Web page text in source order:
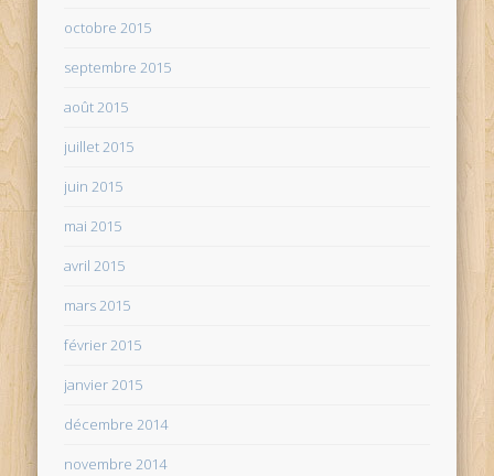
octobre 2015
septembre 2015
août 2015
juillet 2015
juin 2015
mai 2015
avril 2015
mars 2015
février 2015
janvier 2015
décembre 2014
novembre 2014